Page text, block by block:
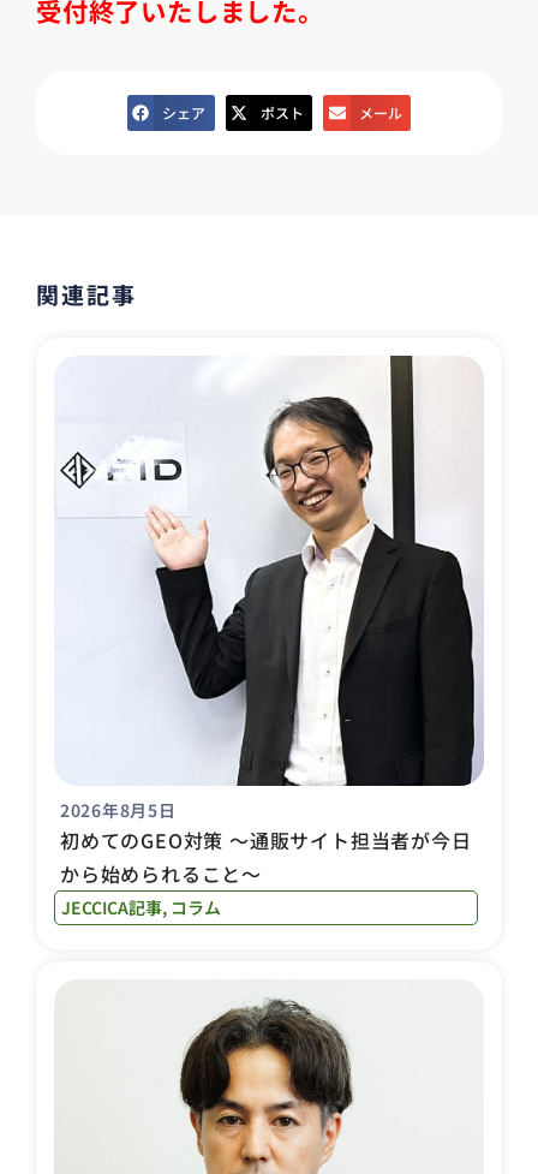
受付終了いたしました。
シェア ポスト メール
関連記事
2026年8月5日
初めてのGEO対策 〜通販サイト担当者が今日
から始められること〜
JECCICA記事, コラム